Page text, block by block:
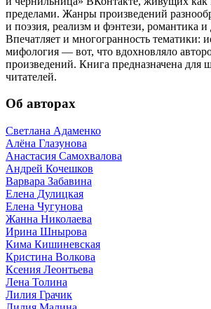
пределами. Жанры произведений
и поэзия, реализм и фэнтези, романтика и
Впечатляет и многогранность тематики:
мифология — вот, что вдохновляло
произведений. Книга предназначена для
читателей.
Об авторах
Светлана Адаменко
Алёна Глазунова
Анастасия Самохвалова
Андрей Кочешков
Варвара Забавина
Елена Дулицкая
Елена Чугунова
Жанна Николаева
Ирина Шнырова
Кима Кишиневская
Кристина Волкова
Ксения Леонтьева
Лена Толина
Лилия Грачик